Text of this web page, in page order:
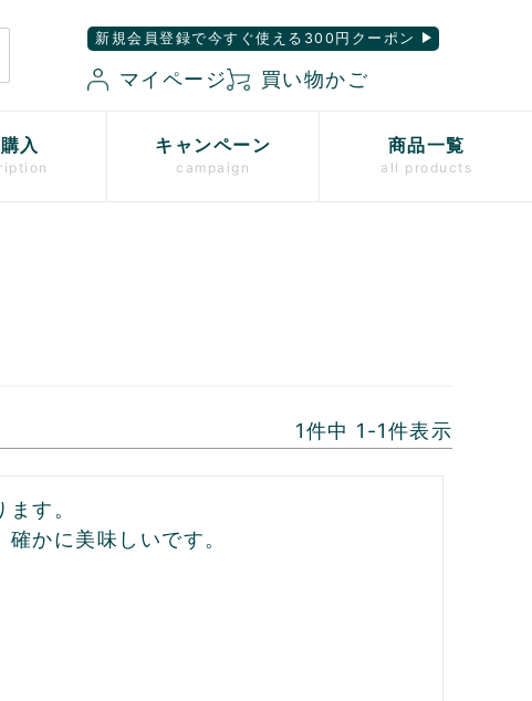
新規会員登録で今すぐ使える300円クーポン
マイページ 買い物かご
入 キャンペーン
campaign
商品一覧
all products
1件中 1 -1件表示
す。
かに美味しいです。